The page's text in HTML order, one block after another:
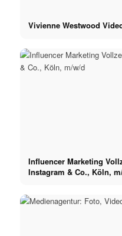
Vivienne Westwood
Influencer Marketing
Instagram & Co., Köln,